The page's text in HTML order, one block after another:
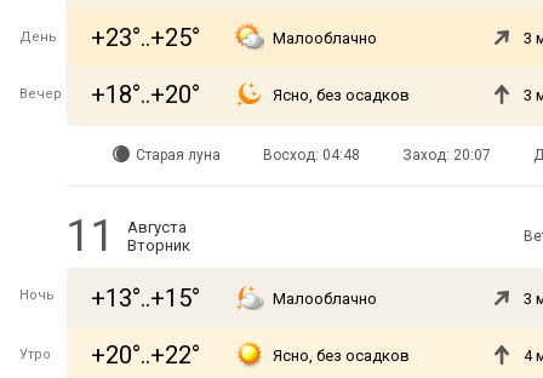
День +23°..+25° Малооблачно 3
Вечер +18°..+20° Ясно, без осадков 3
Старая луна Восход: 04:48 Заход: 20:07
11
Августа
Вторник
Ночь +13°..+15° Малооблачно 3
Утро +20°..+22° Ясно, без осадков 4